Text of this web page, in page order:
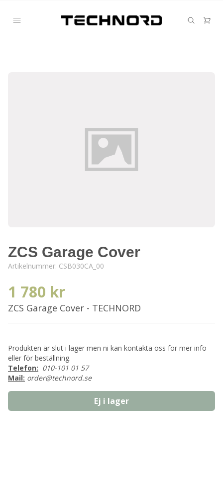
ZCS Garage Cover
Artikelnummer: CSB030CA_00
1 780 kr
ZCS Garage Cover - TECHNORD
Produkten är slut i lager men ni kan kontakta oss för mer info
eller för beställning.
Telefon: 010-101 01 57
Mail: order@technord.se
Ej i lager